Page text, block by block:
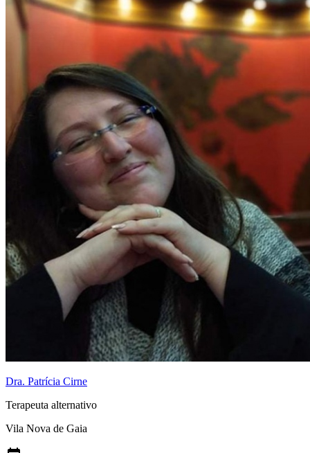
Dra. Patrícia Cirne
Terapeuta alternativo
Vila Nova de Gaia